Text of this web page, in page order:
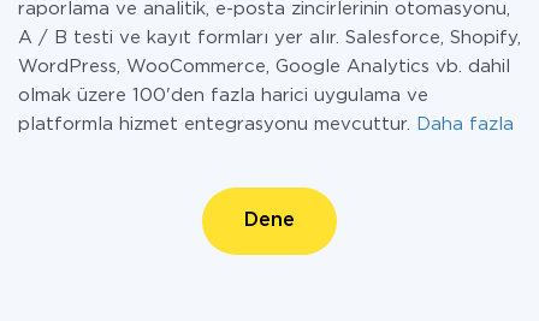
raporlama ve analitik, e-posta zincirlerinin otomasyonu,
A / B testi ve kayıt formları yer alır. Salesforce, Shopify,
WordPress, WooCommerce, Google Analytics vb. dahil
olmak üzere 100'den fazla harici uygulama ve
platformla hizmet entegrasyonu mevcuttur.
Daha fazla
Dene